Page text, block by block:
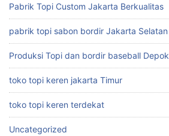
Pabrik Topi Custom Jakarta Berkualitas
pabrik topi sabon bordir Jakarta Selatan
Produksi Topi dan bordir baseball Depok
toko topi keren jakarta Timur
toko topi keren terdekat
Uncategorized